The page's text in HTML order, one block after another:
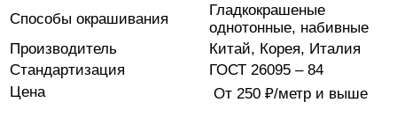
Способы окрашивания
Гладкокрашеные
однотонные, набивные
Производитель
Китай, Корея, Италия
Стандартизация
ГОСТ 26095 – 84
Цена
От 250 ₽/метр и выше